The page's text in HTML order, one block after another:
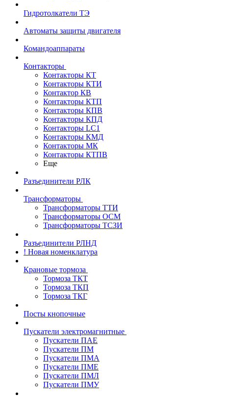
Гидротолкатели ТЭ
Автоматы защиты двигателя
Командоаппараты
Контакторы
Контакторы КТ
Контакторы КТИ
Контактор КВ
Контакторы КТП
Контакторы КПВ
Контакторы КПД
Контакторы LC1
Контакторы КМД
Контакторы МК
Контакторы КТПВ
Еще
Разъединители РЛК
Трансформаторы
Трансформаторы ТТИ
Трансформаторы ОСМ
Трансформаторы ТСЗИ
Разъединители РЛНД
! Новая номенклатура
Крановые тормоза
Тормоза ТКТ
Тормоза ТКП
Тормоза ТКГ
Посты кнопочные
Пускатели электромагнитные
Пускатели ПАЕ
Пускатели ПМ
Пускатели ПМА
Пускатели ПМЕ
Пускатели ПМЛ
Пускатели ПМУ